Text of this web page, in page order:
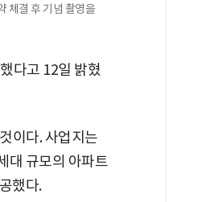
체결 후 기념 촬영을
다고 12일 밝혔
이다. 사업지는
대 규모의 아파트
했다.